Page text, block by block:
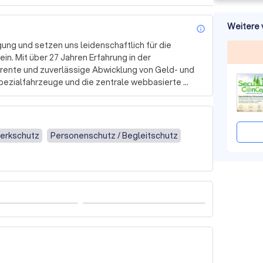
und setzen uns leidenschaftlich für die
Mit über 27 Jahren Erfahrung in der
und zuverlässige Abwicklung von Geld- und
und die zentrale webbasierte
und umweltbewusst zu agieren.
zusammen, um bundesweite
Cashcenter in Neubrandenburg und Berlin
die sichere Bearbeitung und Verarbeitung von
im Bereich SB-Service an, die von der
reichen. Unser engagiertes
zur Verfügung, um Ihre Anliegen schnell und
Fordern Sie noch heute ein kostenloses
an Sicherheit und Service übertreffen
Personenschutz / Begleitschutz
Weitere